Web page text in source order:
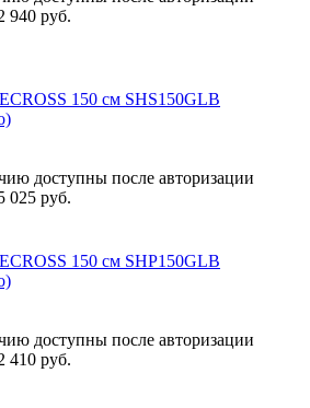
940 руб.
150 см SHS150GLB
доступны после авторизации
025 руб.
150 см SHP150GLB
доступны после авторизации
410 руб.